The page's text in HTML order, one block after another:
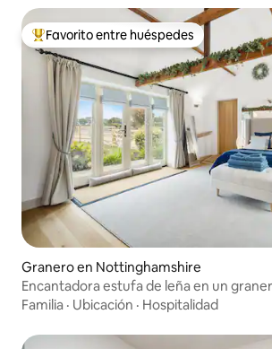
Favorito entre los huéspedes más
Favorito entre huéspedes
Granero en Nottinghamshire
Encantadora estufa de leña en un
aptos para perros
Familia · Ubicación · Hospitalidad